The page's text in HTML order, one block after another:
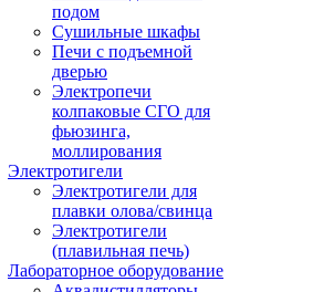
подом
Сушильные шкафы
Печи с подъемной
дверью
Электропечи
колпаковые СГО для
фьюзинга,
моллирования
Электротигели
Электротигели для
плавки олова/свинца
Электротигели
(плавильная печь)
Лабораторное оборудование